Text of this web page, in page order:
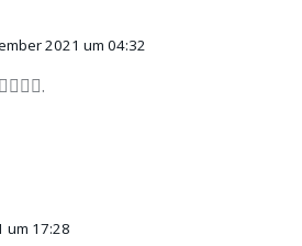
2021 um 04:32
um 17:28